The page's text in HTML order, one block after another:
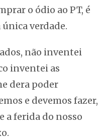
o ódio ao PT, é
única verdade.
não inventei
inventei as
dera poder
e devemos fazer,
a ferida do nosso